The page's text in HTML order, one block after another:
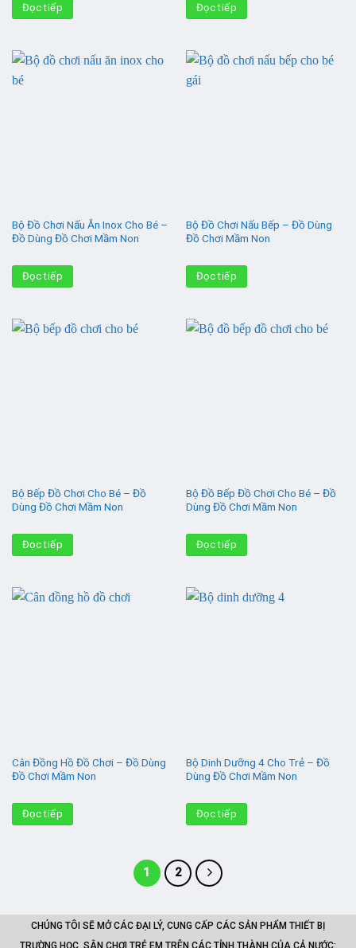
Đọc tiếp Đọc tiếp
Bộ Đồ Chơi Nấu Ăn Inox Cho Bé –
Đồ Dùng Đồ Chơi Mầm Non
Đọc tiếp
Bộ Đồ Chơi Nấu Bếp – Đồ Dùng
Đồ Chơi Mầm Non
Đọc tiếp
Bộ Bếp Đồ Chơi Cho Bé – Đồ
Dùng Đồ Chơi Mầm Non
Đọc tiếp
Bộ Đồ Bếp Đồ Chơi Cho Bé – Đồ
Dùng Đồ Chơi Mầm Non
Đọc tiếp
Cân Đồng Hồ Đồ Chơi – Đồ Dùng
Đồ Chơi Mầm Non
Đọc tiếp
Bộ Dinh Dưỡng 4 Cho Trẻ – Đồ
Dùng Đồ Chơi Mầm Non
Đọc tiếp
1 2
CHÚNG TÔI SẼ MỞ CÁC ĐẠI LÝ, CUNG CẤP CÁC SẢN PHẨM THIẾT BỊ
TRƯỜNG HỌC, SÂN CHƠI TRẺ EM TRÊN CÁC TỈNH THÀNH CỦA CẢ NƯỚC: